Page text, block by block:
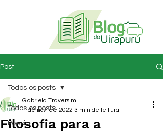
Post
Todos os posts
Poesia
Todos os posts
Filosofia para a
Gabriela Traversim
1 de nov. de 2022 3 min de leitura